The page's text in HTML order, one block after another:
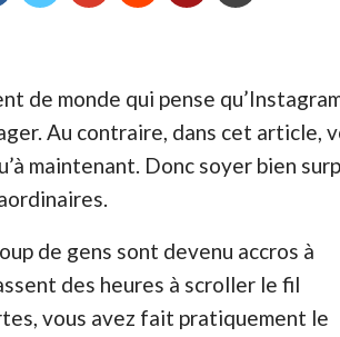
de monde qui pense
Au contraire, dans cet article,
maintenant. Donc soyer bien
de gens sont devenu accros à
des heures à scroller le fil
vous avez fait pratiquement le